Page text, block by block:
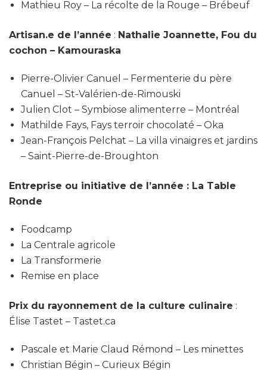
Mathieu Roy – La récolte de la Rouge – Brébeuf
Artisan.e de l’année : Nathalie Joannette, Fou du
cochon – Kamouraska
Pierre-Olivier Canuel – Fermenterie du père
Canuel – St-Valérien-de-Rimouski
Julien Clot – Symbiose alimenterre – Montréal
Mathilde Fays, Fays terroir chocolaté – Oka
Jean-François Pelchat – La villa vinaigres et jardins
– Saint-Pierre-de-Broughton
Entreprise ou initiative de l’année : La Table
Ronde
Foodcamp
La Centrale agricole
La Transformerie
Remise en place
Prix du rayonnement de la culture culinaire :
Élise Tastet – Tastet.ca
Pascale et Marie Claud Rémond – Les minettes
Christian Bégin – Curieux Bégin